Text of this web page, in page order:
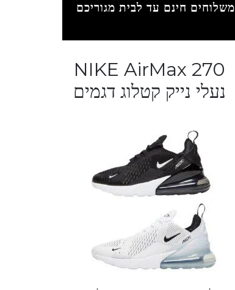
משלוחים חינם עד לבית מגוריכם
NIKE AirMax 270
נעלי נייק קטלוג דגמים